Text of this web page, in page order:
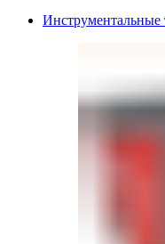
Инструментальные